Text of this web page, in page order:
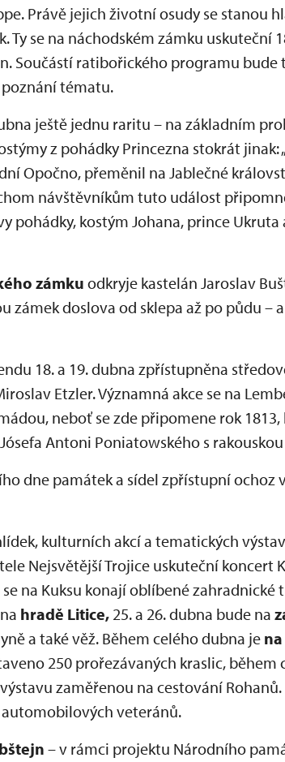
Právě jejich životní osudy se stanou
se na náchodském zámku uskuteční
Součástí ratibořického programu bude
tématu.
ještě jednu raritu – na základním
z pohádky Princezna stokrát jinak:
Opočno, přeměnil na Jablečné
návštěvníkům tuto událost
pohádky, kostým Johana, prince Ukruta
zámkuodkryje kastelán Jaroslav
zámek doslova od sklepa až po půdu –
18. a 19. dubna zpřístupněna
Etzler. Významná akce se na
neboť se zde připomene rok 1813,
Antoni Poniatowského s
dne památek a sídel zpřístupní ochoz
kulturních akcí a tematických
Nejsvětější Trojice uskuteční koncert
na Kuksu konají oblíbené zahradnické
hradě Litice, 25. a 26. dubna bude na
a také věž. Během celého dubna je
250 prořezávaných kraslic, během
zaměřenou na cestování
veteránů.
– v rámci projektu Národního